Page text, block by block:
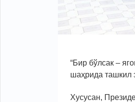
“Бир бўлсак –
шаҳрида ташкил
Хусусан,